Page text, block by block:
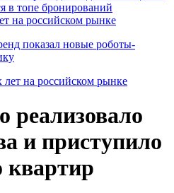
на российском рынке
показал новые роботы-
реализовало
и приступило
квартир